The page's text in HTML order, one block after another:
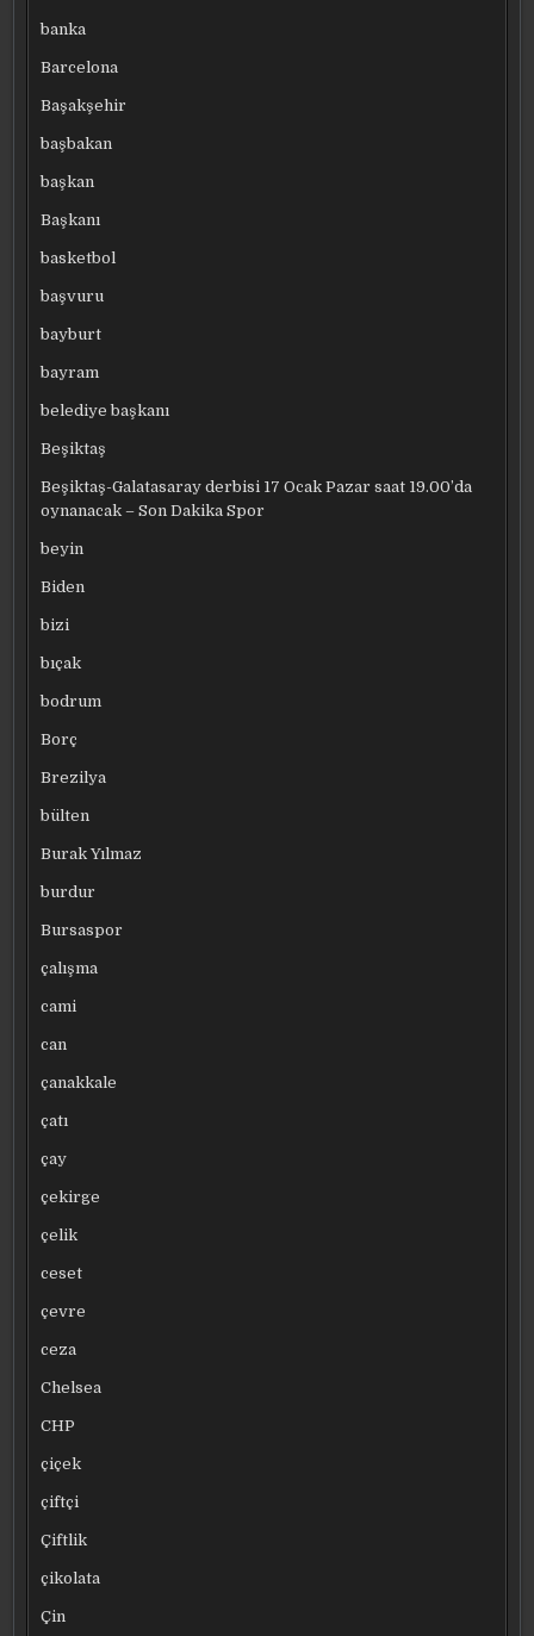
banka
Barcelona
Başakşehir
başbakan
başkan
Başkanı
basketbol
başvuru
bayburt
bayram
belediye başkanı
Beşiktaş
Beşiktaş-Galatasaray derbisi 17 Ocak Pazar saat 19.00’da
oynanacak – Son Dakika Spor
beyin
Biden
bizi
bıçak
bodrum
Borç
Brezilya
bülten
Burak Yılmaz
burdur
Bursaspor
çalışma
cami
can
çanakkale
çatı
çay
çekirge
çelik
ceset
çevre
ceza
Chelsea
CHP
çiçek
çiftçi
Çiftlik
çikolata
Çin